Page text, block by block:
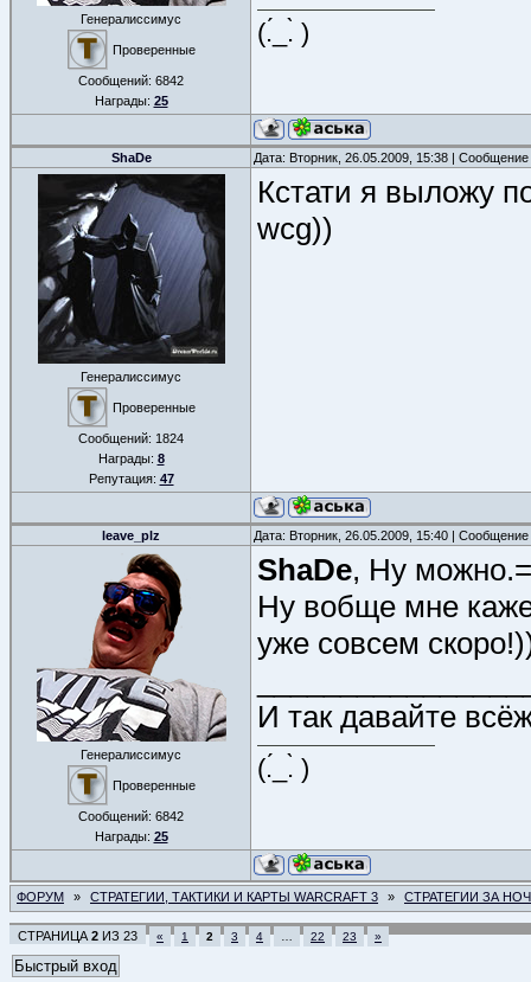
Генералиссимус
Проверенные
Сообщений: 6842
Награды: 25
(.́_.̀ )
ShaDe Дата: Вторник, 26.05.2009, 15:38 |
Генералиссимус
Проверенные
Сообщений: 1824
Награды: 8
Репутация: 47
Кстати я выложу
wcg))
leave_plz Дата: Вторник, 26.05.2009, 15:40 |
Генералиссимус
Проверенные
Сообщений: 6842
Награды: 25
ShaDe, Ну
Ну вобще мне
уже совсем
И так давайте
(.́_.̀ )
ФОРУМ » СТРАТЕГИИ, ТАКТИКИ И КАРТЫ WARCRAFT 3 » СТРАТЕГИИ ЗА
СТРАНИЦА 2 ИЗ 23 « 1 2 3 4 22 23 »